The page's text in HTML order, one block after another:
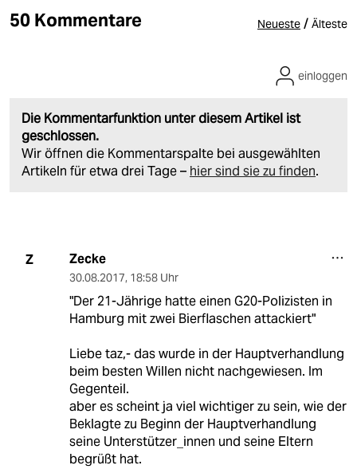
50 Kommentare Neueste / Älteste
Die Kommentarfunktion unter diesem Artikel ist
geschlossen.
Wir öffnen die Kommentarspalte bei ausgewählten
Artikeln für etwa drei Tage – hier sind sie zu finden.
einloggen
Z Zecke
30.08.2017, 18:58 Uhr
"Der 21-Jährige hatte einen G20-Polizisten in
Hamburg mit zwei Bierflaschen attackiert"
Liebe taz,- das wurde in der Hauptverhandlung
beim besten Willen nicht nachgewiesen. Im
Gegenteil.
aber es scheint ja viel wichtiger zu sein, wie der
Beklagte zu Beginn der Hauptverhandlung
seine Unterstützer_innen und seine Eltern
begrüßt hat.